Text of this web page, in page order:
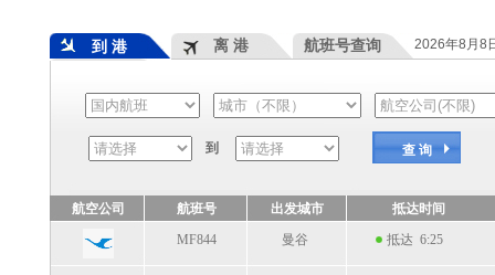
到 港 离 港 航班号查询 2026年8月8
到 查 询
航空公司 航班号 出发城市
抵达时间
MF844
曼谷 抵达 6:25